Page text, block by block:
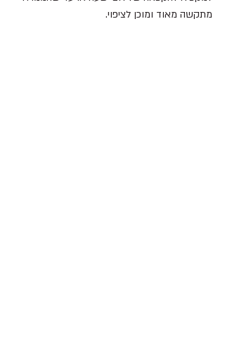
מתקשה מאוד ומוכן לציפוי.